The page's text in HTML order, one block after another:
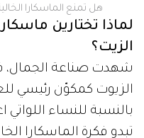
هل تمنع الماسكارا
لماذا تختارين
الزيت؟
شهدت صناعة الجمال،
الزيوت كمكوّن رئيسي
بالنسبة للنساء اللواتي
تبدو فكرة الماسكارا